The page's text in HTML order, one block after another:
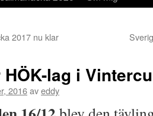
2017 nu klar
lag i
2016aveddy